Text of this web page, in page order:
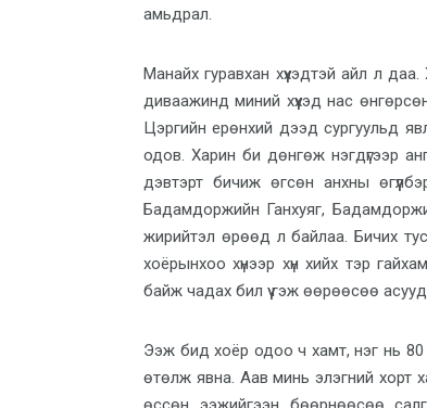
амьдрал.
Манайх гуравхан хүүхэдтэй айл л
диваажинд миний хүүхэд нас
Цэргийн ерөнхий дээд сургуульд
одов. Харин би дөнгөж нэгдүгээр
дэвтэрт бичиж өгсөн анхны
Бадамдоржийн Ганхуяг,
жирийтэл өрөөд л байлаа. Бичих
хоёрынхоо хүнээр хүн хийх тэр
байж чадах бил үү гэж өөрөөсөө
Ээж бид хоёр одоо ч хамт, нэг нь 80
өтөлж явна. Аав минь элэгний